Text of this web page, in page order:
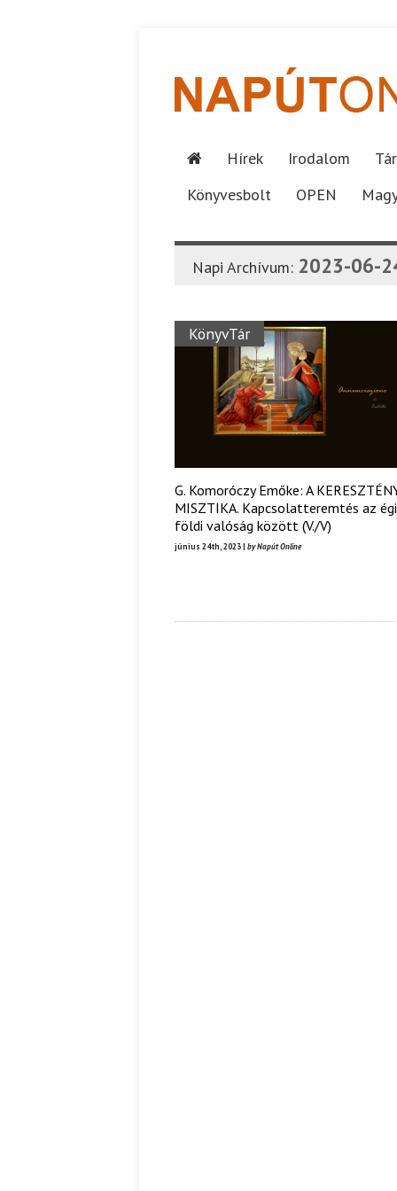
Hírek Irodalom
Könyvesbolt
OPEN
Napi Archívum: 2023-06-
KönyvTár
G. Komoróczy Emőke: A
MISZTIKA. Kapcsolatteremtés az
földi valóság között (V./V)
június 24th, 2023 | by Napút Online